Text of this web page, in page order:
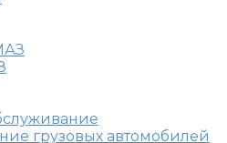
грузовых автомобилей